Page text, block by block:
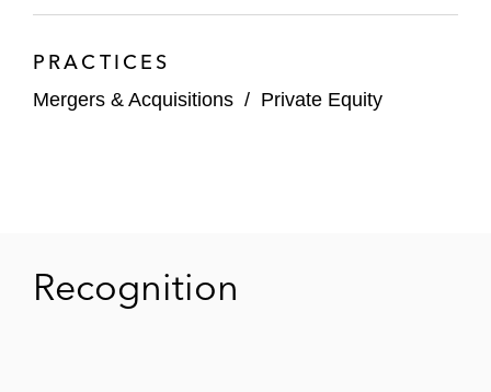
PRACTICES
Mergers & Acquisitions / Private Equity
Recognition